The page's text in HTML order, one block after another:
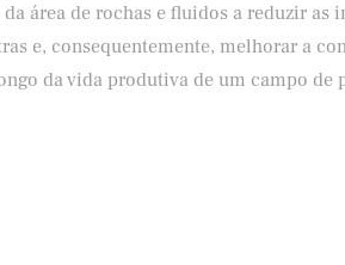
área de rochas e fluidos a reduzir as
e, consequentemente, melhorar a
da vida produtiva de um campo de